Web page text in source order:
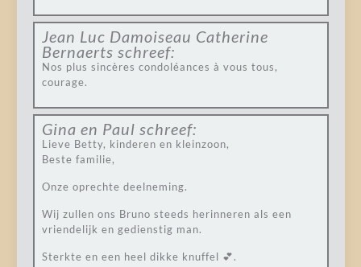
Jean Luc Damoiseau Catherine
Bernaerts schreef:
Nos plus sincères condoléances à vous tous,
courage.
Gina en Paul schreef:
Lieve Betty, kinderen en kleinzoon,
Beste familie,
Onze oprechte deelneming.
Wij zullen ons Bruno steeds herinneren als een
vriendelijk en gedienstig man.
Sterkte en een heel dikke knuffel 💕.